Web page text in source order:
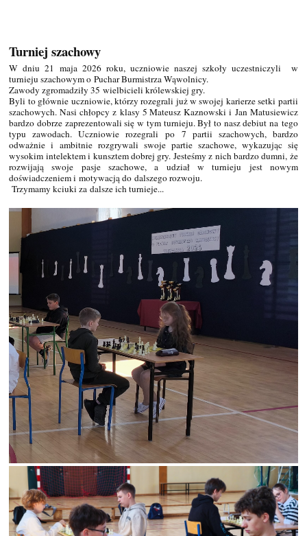
Turniej szachowy
W dniu 21 maja 2026 roku, uczniowie naszej szkoły uczestniczyli w
turnieju szachowym o Puchar Burmistrza Wąwolnicy.
Zawody zgromadziły 35 wielbicieli królewskiej gry.
Byli to głównie uczniowie, którzy rozegrali już w swojej karierze setki partii
szachowych. Nasi chłopcy z klasy 5 Mateusz Kaznowski i Jan Matusiewicz
bardzo dobrze zaprezentowali się w tym turnieju. Był to nasz debiut na tego
typu zawodach. Uczniowie rozegrali po 7 partii szachowych, bardzo
odważnie i ambitnie rozgrywali swoje partie szachowe, wykazując się
wysokim intelektem i kunsztem dobrej gry. Jesteśmy z nich bardzo dumni, że
rozwijają swoje pasje szachowe, a udział w turnieju jest nowym
doświadczeniem i motywacją do dalszego rozwoju.
Trzymamy kciuki za dalsze ich turnieje...